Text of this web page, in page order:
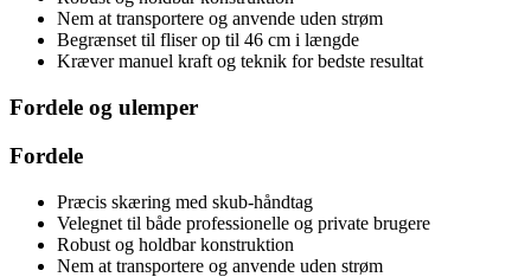
Nem at transportere og anvende uden strøm
Begrænset til fliser op til 46 cm i længde
Kræver manuel kraft og teknik for bedste resultat
Fordele og ulemper
Fordele
Præcis skæring med skub-håndtag
Velegnet til både professionelle og private brugere
Robust og holdbar konstruktion
Nem at transportere og anvende uden strøm